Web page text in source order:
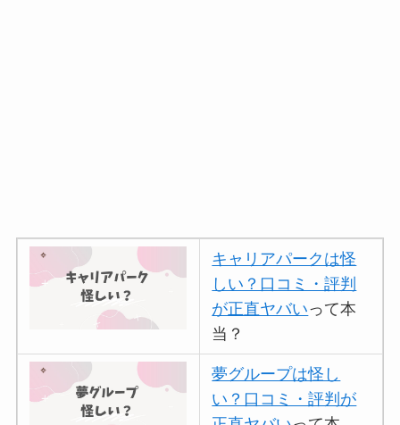
キャリアパークは怪
しい？口コミ・評判
が正直ヤバいって本
当？
夢グループは怪し
い？口コミ・評判が